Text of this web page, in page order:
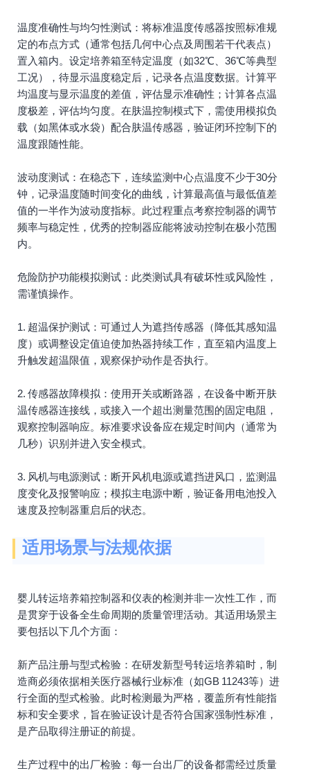
温度准确性与均匀性测试：将标准温度传感器按照标准规
定的布点方式（通常包括几何中心点及周围若干代表点）
置入箱内。设定培养箱至特定温度（如32℃、36℃等典型
工况），待显示温度稳定后，记录各点温度数据。计算平
均温度与显示温度的差值，评估显示准确性；计算各点温
度极差，评估均匀度。在肤温控制模式下，需使用模拟负
载（如黑体或水袋）配合肤温传感器，验证闭环控制下的
温度跟随性能。
波动度测试：在稳态下，连续监测中心点温度不少于30分
钟，记录温度随时间变化的曲线，计算最高值与最低值差
值的一半作为波动度指标。此过程重点考察控制器的调节
频率与稳定性，优秀的控制器应能将波动控制在极小范围
内。
危险防护功能模拟测试：此类测试具有破坏性或风险性，
需谨慎操作。
1. 超温保护测试：可通过人为遮挡传感器（降低其感知温
度）或调整设定值迫使加热器持续工作，直至箱内温度上
升触发超温限值，观察保护动作是否执行。
2. 传感器故障模拟：使用开关或断路器，在设备中断开肤
温传感器连接线，或接入一个超出测量范围的固定电阻，
观察控制器响应。标准要求设备应在规定时间内（通常为
几秒）识别并进入安全模式。
3. 风机与电源测试：断开风机电源或遮挡进风口，监测温
度变化及报警响应；模拟主电源中断，验证备用电池投入
速度及控制器重启后的状态。
适用场景与法规依据
婴儿转运培养箱控制器和仪表的检测并非一次性工作，而
是贯穿于设备全生命周期的质量管理活动。其适用场景主
要包括以下几个方面：
新产品注册与型式检验：在研发新型号转运培养箱时，制
造商必须依据相关医疗器械行业标准（如GB 11243等）进
行全面的型式检验。此时检测最为严格，覆盖所有性能指
标和安全要求，旨在验证设计是否符合国家强制性标准，
是产品取得注册证的前提。
生产过程中的出厂检验：每一台出厂的设备都需经过质量